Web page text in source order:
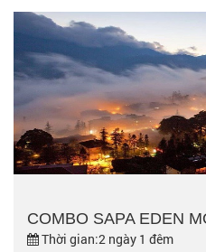
COMBO SAPA EDEN
Thời gian:2 ngày 1 đêm